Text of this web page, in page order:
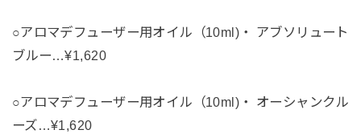
○アロマデフューザー用オイル（10ml)・ アブソリュート
ブルー…¥1,620
○アロマデフューザー用オイル（10ml)・ オーシャンクル
ーズ…¥1,620